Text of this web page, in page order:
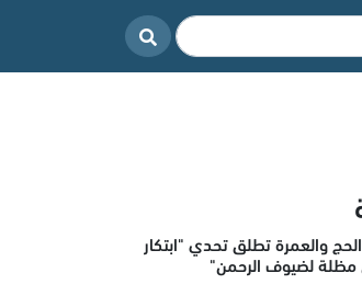
والعمرة تطلق تحدي "ابتكار
لضيوف الرحمن"